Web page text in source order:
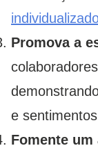
Promova a
e
Fomente